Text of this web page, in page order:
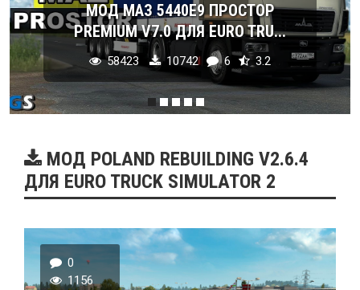
МОД МАЗ 5440E9 ПРОСТОР
PREMIUM V7.0 ДЛЯ EURO TRU...
58423 10742 6 3.2
МОД POLAND REBUILDING V2.6.4
ДЛЯ EURO TRUCK SIMULATOR 2
0
1156